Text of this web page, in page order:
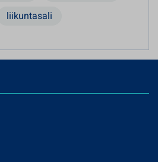
liikuntasali